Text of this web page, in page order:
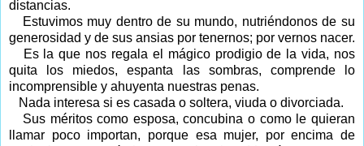
distancias.
Estuvimos muy dentro de su mundo, nutriéndonos de su
generosidad y de sus ansias por tenernos; por vernos nacer.
Es la que nos regala el mágico prodigio de la vida, nos
quita los miedos, espanta las sombras, comprende lo
incomprensible y ahuyenta nuestras penas.
Nada interesa si es casada o soltera, viuda o divorciada.
Sus méritos como esposa, concubina o como le quieran
llamar poco importan, porque esa mujer, por encima de